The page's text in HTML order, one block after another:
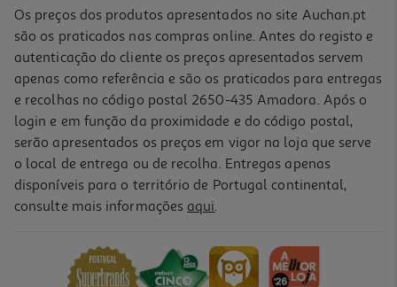
4.8
Fermento Royal Lata 226g
Os preços dos produtos apresentados no site Auchan.pt
são os praticados nas compras online. Antes do registo e
autenticação do cliente os preços apresentados servem
apenas como referência e são os praticados para entregas
e recolhas no código postal 2650-435 Amadora. Após o
login e em função da proximidade e do código postal,
serão apresentados os preços em vigor na loja que serve
o local de entrega ou de recolha. Entregas apenas
disponíveis para o território de Portugal continental,
consulte mais informações aqui.